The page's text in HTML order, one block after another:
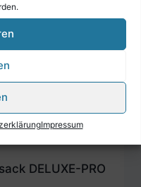
Impressum
DELUXE-PRO